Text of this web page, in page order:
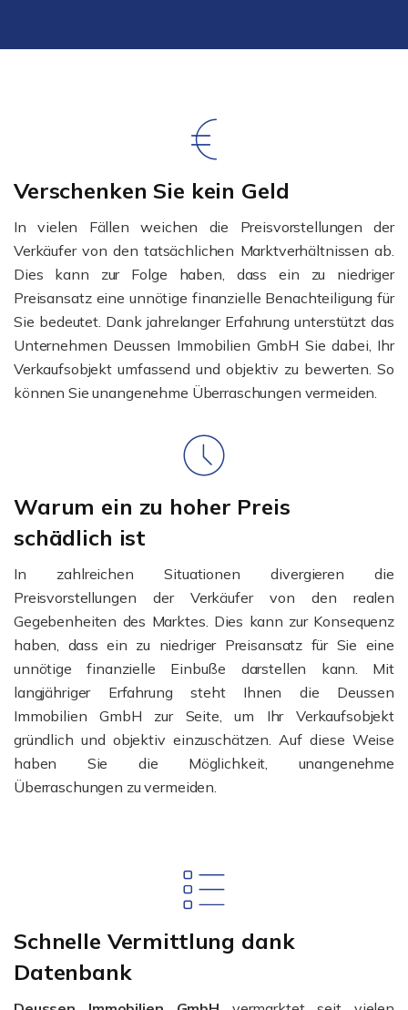
Verschenken Sie kein Geld
In vielen Fällen weichen die Preisvorstellungen der
Verkäufer von den tatsächlichen Marktverhältnissen ab.
Dies kann zur Folge haben, dass ein zu niedriger
Preisansatz eine unnötige finanzielle Benachteiligung für
Sie bedeutet. Dank jahrelanger Erfahrung unterstützt das
Unternehmen Deussen Immobilien GmbH Sie dabei, Ihr
Verkaufsobjekt umfassend und objektiv zu bewerten. So
können Sie unangenehme Überraschungen vermeiden.
Warum ein zu hoher Preis
schädlich ist
In zahlreichen Situationen divergieren die
Preisvorstellungen der Verkäufer von den realen
Gegebenheiten des Marktes. Dies kann zur Konsequenz
haben, dass ein zu niedriger Preisansatz für Sie eine
unnötige finanzielle Einbuße darstellen kann. Mit
langjähriger Erfahrung steht Ihnen die Deussen
Immobilien GmbH zur Seite, um Ihr Verkaufsobjekt
gründlich und objektiv einzuschätzen. Auf diese Weise
haben Sie die Möglichkeit, unangenehme
Überraschungen zu vermeiden.
Schnelle Vermittlung dank
Datenbank